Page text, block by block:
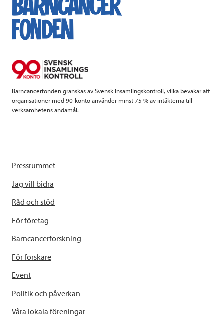
b
k
t
e
Barncancerfonden granskas av Svensk Insamlingskontroll, vilka bevakar att
organisationer med 90-konto använder minst 75 % av intäkterna till
verksamhetens ändamål.
Pressrummet
Jag vill bidra
Råd och stöd
För företag
Barncancerforskning
För forskare
Event
Politik och påverkan
Våra lokala föreningar